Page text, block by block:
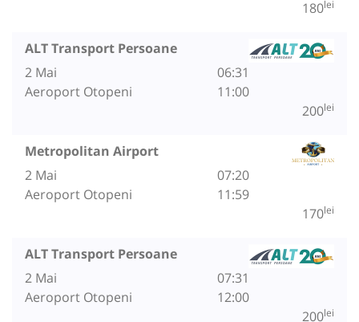
180lei
ALT Transport Persoane
2 Mai
Aeroport Otopeni
06:31
11:00
200lei
Metropolitan Airport
2 Mai
Aeroport Otopeni
07:20
11:59
170lei
ALT Transport Persoane
2 Mai
Aeroport Otopeni
07:31
12:00
200lei